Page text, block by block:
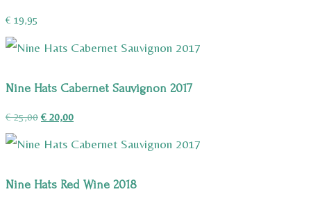
€ 19,95
Nine Hats Cabernet Sauvignon 2017
€25,00 Oorspronkelijke
prijs
€ 25,00.
€20,00Huidige
prijs
€ 20,00.
Nine Hats Red Wine 2018